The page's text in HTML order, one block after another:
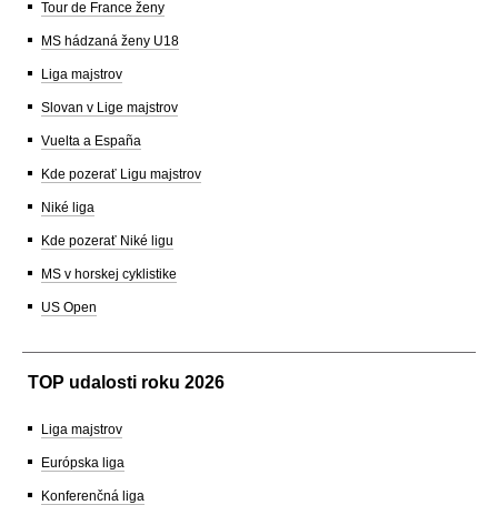
Tour de France ženy
MS hádzaná ženy U18
Liga majstrov
Slovan v Lige majstrov
Vuelta a España
Kde pozerať Ligu majstrov
Niké liga
Kde pozerať Niké ligu
MS v horskej cyklistike
US Open
TOP udalosti roku 2026
Liga majstrov
Európska liga
Konferenčná liga